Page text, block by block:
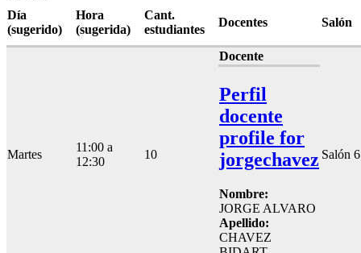
Día
(sugerido)
Hora
(sugerida)
Cant.
estudiantes
Docentes Salón
Martes
11:00 a
12:30
10
Docente
Perfil
docente
profile for
jorgechavez
Nombre:
JORGE ALVARO
Apellido:
CHAVEZ
Salón 6